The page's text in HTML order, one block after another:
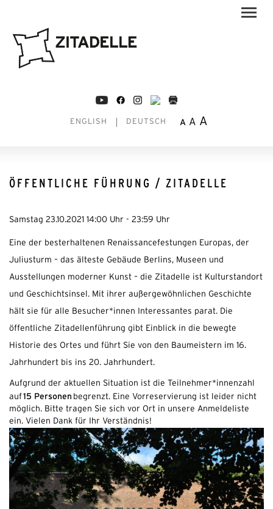
ENGLISH DEUTSCH A A A
ÖFFENTLICHE FÜHRUNG / ZITADELLE
Samstag 23.10.2021 14:00 Uhr - 23:59 Uhr
Eine der besterhaltenen Renaissancefestungen Europas, der
Juliusturm – das älteste Gebäude Berlins, Museen und
Ausstellungen moderner Kunst – die Zitadelle ist Kulturstandort
und Geschichtsinsel. Mit ihrer außergewöhnlichen Geschichte
hält sie für alle Besucher*innen Interessantes parat. Die
öffentliche Zitadellenführung gibt Einblick in die bewegte
Historie des Ortes und führt Sie von den Baumeistern im 16.
Jahrhundert bis ins 20. Jahrhundert.
Aufgrund der aktuellen Situation ist die Teilnehmer*innenzahl
auf 15 Personen begrenzt. Eine Vorreservierung ist leider nicht
möglich. Bitte tragen Sie sich vor Ort in unsere Anmeldeliste
ein. Vielen Dank für Ihr Verständnis!